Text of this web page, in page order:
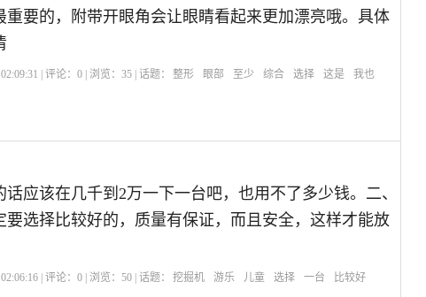
重要的，附带开眼角会让眼睛看起来更加漂亮哦。具体
| 评论：0 | 浏览：35 | 话题： 整形 眼部 至少 综合 选择 这是 我也
应该在几千到2万一下一台吧，也用不了多少钱。二、
要选择比较好的，质量有保证，而且安全，这样才能放
| 评论：0 | 浏览：50 | 话题： 挖掘机 游乐 儿童 选择 一台 比较好